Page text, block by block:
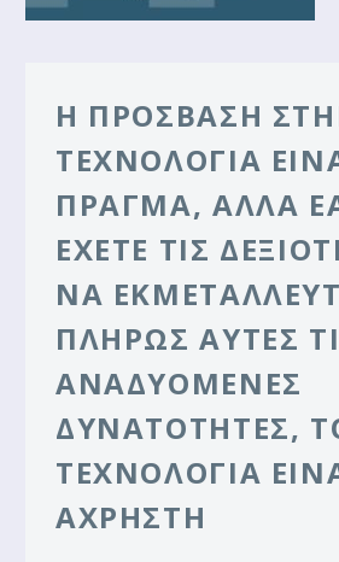
Η ΠΡΌΣΒΑΣΗ
ΤΕΧΝΟΛΟΓΊΑ
ΠΡΆΓΜΑ, ΑΛΛΆ
ΈΧΕΤΕ ΤΙΣ
ΝΑ
ΠΛΉΡΩΣ ΑΥΤΈΣ
ΑΝΑΔΥΌΜΕΝΕΣ
ΔΥΝΑΤΌΤΗΤΕΣ,
ΤΕΧΝΟΛΟΓΊΑ
ΆΧΡΗΣΤΗ